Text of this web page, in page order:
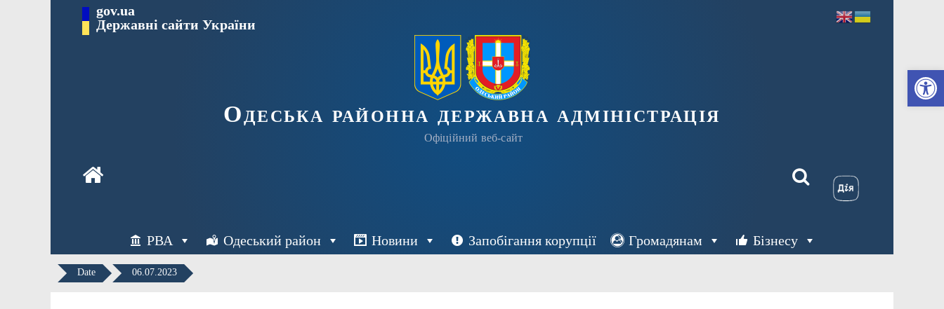
Перейти gov.ua
Державні сайти України
Одеська районна державна адміністрація
Офіційний веб-сайт
РВА Одеський район Новини Запобігання корупції Громадянам Бізнесу
Date 06.07.2023